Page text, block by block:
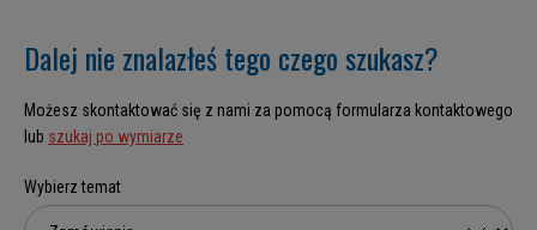
Dalej nie znalazłeś tego czego szukasz?
Możesz skontaktować się z nami za pomocą formularza kontaktowego
lub szukaj po wymiarze